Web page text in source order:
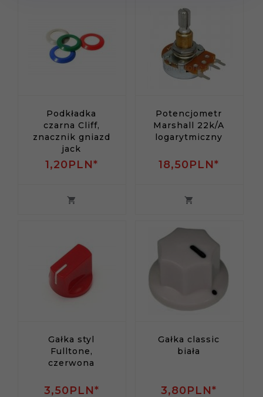
Podkładka
czarna Cliff,
znacznik gniazd
jack
1,20PLN*
Potencjometr
Marshall 22k/A
logarytmiczny
18,50PLN*
Gałka styl
Fulltone,
czerwona
3,50PLN*
Gałka classic
biała
3,80PLN*